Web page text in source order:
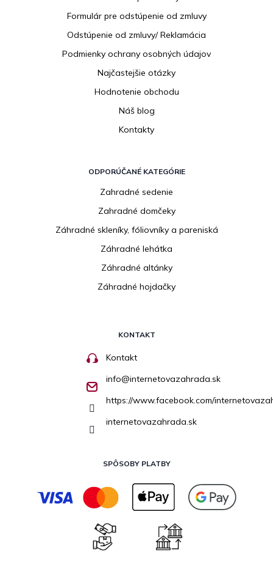
Formulár pre odstúpenie od zmluvy
Odstúpenie od zmluvy/ Reklamácia
Podmienky ochrany osobných údajov
Najčastejšie otázky
Hodnotenie obchodu
Náš blog
Kontakty
ODPORÚČANÉ KATEGÓRIE
Zahradné sedenie
Zahradné domčeky
Záhradné skleníky, fóliovníky a pareniská
Záhradné lehátka
Záhradné altánky
Záhradné hojdačky
KONTAKT
Kontakt
info@internetovazahrada.sk
https://www.facebook.com/
internetovazahrada.sk
SPÔSOBY PLATBY